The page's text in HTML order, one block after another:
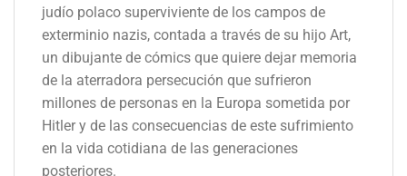
judío polaco superviviente de los campos de
exterminio nazis, contada a través de su hijo Art,
un dibujante de cómics que quiere dejar memoria
de la aterradora persecución que sufrieron
millones de personas en la Europa sometida por
Hitler y de las consecuencias de este sufrimiento
en la vida cotidiana de las generaciones
posteriores.